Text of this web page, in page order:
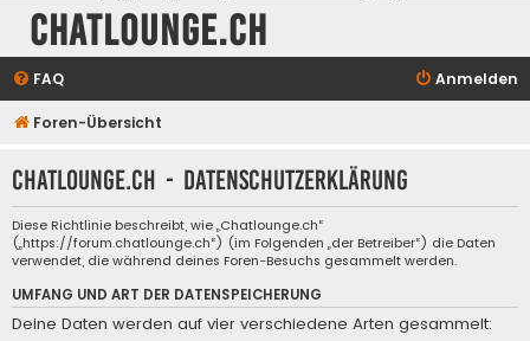
Chatlounge.ch
FAQ Anmelden
Foren-Übersicht
Chatlounge.ch - Datenschutzerklärung
Diese Richtlinie beschreibt, wie „Chatlounge.ch“
(„https://forum.chatlounge.ch“) (im Folgenden „der Betreiber“) die Daten
verwendet, die während deines Foren-Besuchs gesammelt werden.
UMFANG UND ART DER DATENSPEICHERUNG
Deine Daten werden auf vier verschiedene Arten gesammelt: